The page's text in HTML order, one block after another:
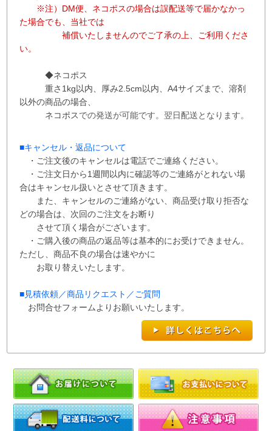
※注）DM便、ネコポスの場合は誤配送等で届かなかっ
た場合でも、当社では
補償いたしませんのでご了承の上、ご利用くださ
い。
◆ネコポス
重さ1kg以内、
厚み2.5cm以内、A4サイズまで、溶剤
以外の商品の場合、
ネコポスでの発送が可能です。 翌日配送となります。
■キャンセル・返品について
・ご注文後のキャンセルは電話でご連絡ください。
・ご注文日から1週間以内に確認等のご連絡がとれない場
合はキャンセル扱いとさせて頂き ます。
また、 キャンセルのご連絡がない、商品受け取り拒否な
どの場合は、次回のご注文をお断り
させて頂く場合がございます。
・ご購入後の商品の返品等は基本的にお受けできません。
ただし、商品不良の場合は速やかに
お取り替えいたします。
■見積依頼／商品リクエスト／ご質問
お問合せフォームよりお願いいたします。